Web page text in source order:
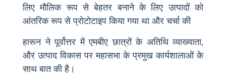
लिए मौलिक रूप से बेहतर बनाने के लिए उत्पादों को
आंतरिक रूप से प्रोटोटाइप किया गया था और चर्चा की
हारून ने पूर्वोत्तर में एमबीए छात्रों के अतिथि व्याख्याता,
और उत्पाद विकास पर महासभा के प्रमुख कार्यशालाओं के
साथ बात की है।